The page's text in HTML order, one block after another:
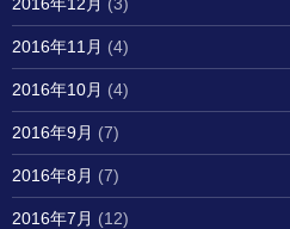
2016年11月 (4)
2016年10月 (4)
2016年9月 (7)
2016年8月 (7)
2016年7月 (12)